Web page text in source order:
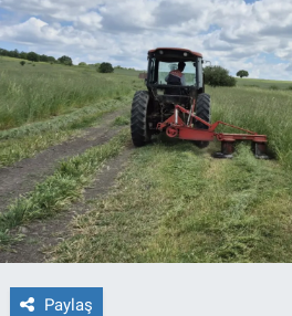
Paylaş
İletişim
Künye
Tüm Manşetler
Son Dakika Haberleri
Haber Arşivi